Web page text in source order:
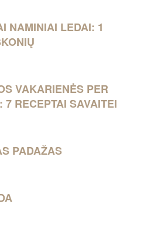
NAMINIAI LEDAI: 1
VAKARIENĖS PER
7 RECEPTAI SAVAITEI
PADAŽAS